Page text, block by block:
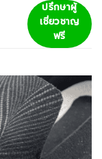
ปรึกษาผู้
เชี่ยวชาญ
ฟรี